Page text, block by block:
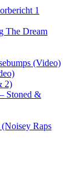
1
The Dream
(Video)
2)
Stoned &
Raps